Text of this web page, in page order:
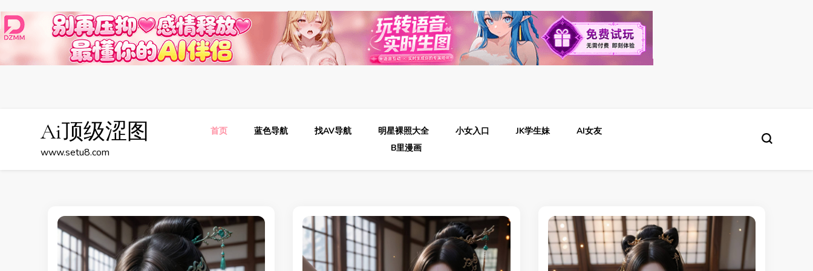
Ai顶级涩图
www.setu8.com
首页 蓝色导航 找AV导航 明星裸照大全 小女入口 JK学生妹
AI女友
B里漫画